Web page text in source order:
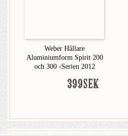
Weber Hållare
Aluminiumform Spirit 200
och 300 -Serien 2012
399SEK